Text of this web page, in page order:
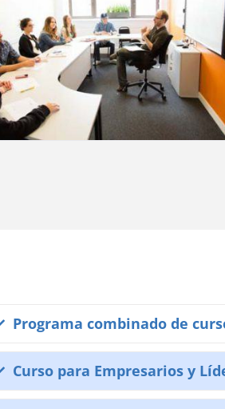
Programa combinado de
Curso para Empresarios y